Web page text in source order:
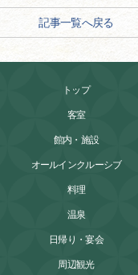
記事一覧へ戻る
トップ
客室
館内・施設
オールインクルーシブ
料理
温泉
日帰り・宴会
周辺観光